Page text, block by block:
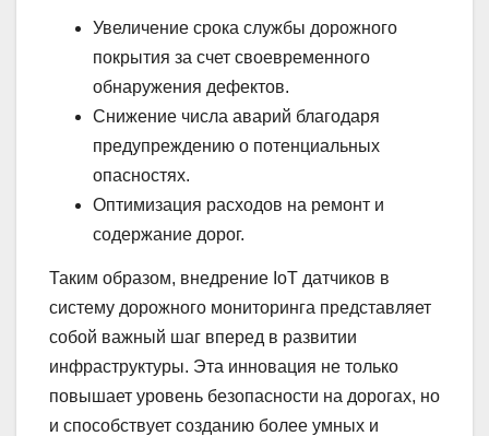
Увеличение срока службы дорожного
покрытия за счет своевременного
обнаружения дефектов.
Снижение числа аварий благодаря
предупреждению о потенциальных
опасностях.
Оптимизация расходов на ремонт и
содержание дорог.
Таким образом, внедрение IoT датчиков в
систему дорожного мониторинга представляет
собой важный шаг вперед в развитии
инфраструктуры. Эта инновация не только
повышает уровень безопасности на дорогах, но
и способствует созданию более умных и